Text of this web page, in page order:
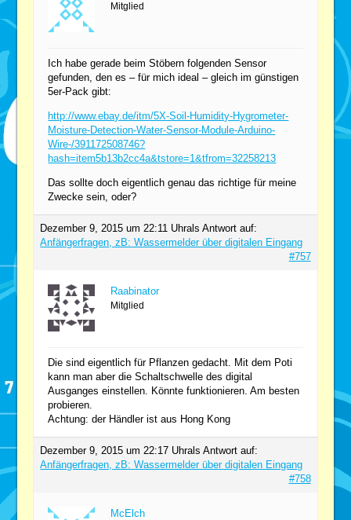
Mitglied
Ich habe gerade beim Stöbern folgenden Sensor
gefunden, den es – für mich ideal – gleich im günstigen
5er-Pack gibt:
http://www.ebay.de/itm/5X-Soil-Humidity-Hygrometer-
Moisture-Detection-Water-Sensor-Module-Arduino-
Wire-/391172508746?
hash=item5b13b2cc4a&tstore=1&tfrom=32258213
Das sollte doch eigentlich genau das richtige für meine
Zwecke sein, oder?
Dezember 9, 2015 um 22:11 Uhrals Antwort auf:
Anfängerfragen, zB: Wassermelder über digitalen Eingang
#757
Raabinator
Mitglied
Die sind eigentlich für Pflanzen gedacht. Mit dem Poti
kann man aber die Schaltschwelle des digital
Ausganges einstellen. Könnte funktionieren. Am besten
probieren.
Achtung: der Händler ist aus Hong Kong
Dezember 9, 2015 um 22:17 Uhrals Antwort auf:
Anfängerfragen, zB: Wassermelder über digitalen Eingang
#758
McElch